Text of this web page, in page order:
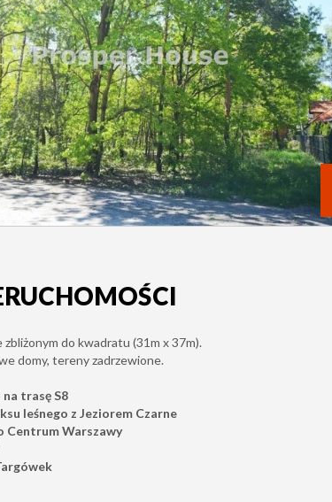
zbliżonym do kwadratu (31m x 37m).
domy, tereny zadrzewione.
trasę S8
leśnego z Jeziorem Czarne
Centrum Warszawy